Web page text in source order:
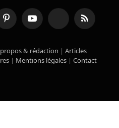
PinterestYouTube TikTok RSS
& rédaction | Articles
| Mentions légales | Contact